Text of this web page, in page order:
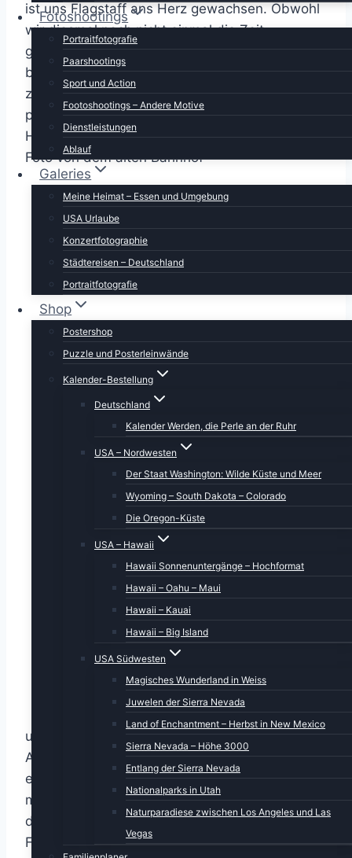
Fotoshootings
Portraitfotografie
Paarshootings
Sport und Action
Footoshootings – Andere Motive
Dienstleistungen
Ablauf
Galeries
Meine Heimat – Essen und Umgebung
USA Urlaube
Konzertfotographie
Städtereisen – Deutschland
Portraitfotografie
Shop
Postershop
Puzzle und Posterleinwände
Kalender-Bestellung
Deutschland
Kalender Werden, die Perle an der Ruhr
USA – Nordwesten
Der Staat Washington: Wilde Küste und Meer
Wyoming – South Dakota – Colorado
Die Oregon-Küste
USA – Hawaii
Hawaii Sonnenuntergänge – Hochformat
Hawaii – Oahu – Maui
Hawaii – Kauai
Hawaii – Big Island
USA Südwesten
Magisches Wunderland in Weiss
Juwelen der Sierra Nevada
Land of Enchantment – Herbst in New Mexico
Sierra Nevada – Höhe 3000
Entlang der Sierra Nevada
Nationalparks in Utah
Naturparadiese zwischen Los Angeles und Las
Vegas
ist uns Flagstaff ans Herz gewachsen. Obwohl
wir diesmal noch nicht einmal die Zeit
gefunden haben, durch Downtown zu
bummeln. Und anstatt direkt auf den Interstate
zu fahren und Flagstaff nur durch Zuwinken zu
passieren, setzen wir uns einfach auf die
Hauptstraße. Ich mache am Visitorcenter ein
Foto von dem alten Bahnhof
und wir kreuzen noch einmal durch die
Altstadt. An einer Kreuzung kann ich gerade
eben noch den Schilderwald ablichten, der
mich regelmäßig fasziniert, wenn ich dort mit
dem Auto stehe oder vorbeifahre. Ob vom
Fremdenverkehrsverein ein Studiengang zum